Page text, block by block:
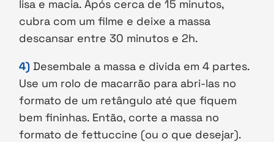
lisa e macia. Após cerca de 15 minutos,
cubra com um filme e deixe a massa
descansar entre 30 minutos e 2h.
4)Desembale a massa e divida em 4 partes.
Use um rolo de macarrão para abri-las no
formato de um retângulo até que fiquem
bem fininhas. Então, corte a massa no
formato de fettuccine (ou o que desejar).